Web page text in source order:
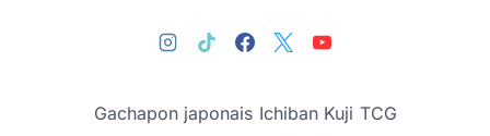
Gachapon japonais Ichiban Kuji TCG